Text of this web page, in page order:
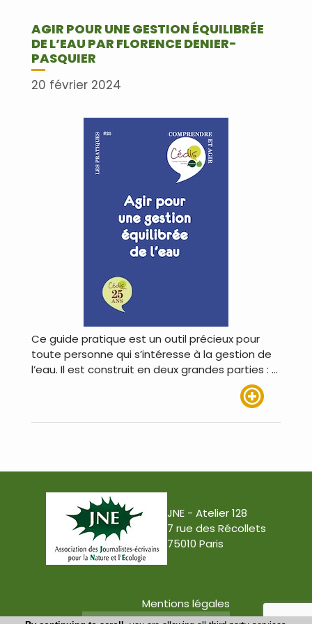
AGIR POUR UNE GESTION ÉQUILIBRÉE
DE L’EAU PAR FLORENCE DENIER-
PASQUIER
20 février 2024
Ce guide pratique est un outil précieux pour
toute personne qui s’intéresse à la gestion de
l’eau. Il est construit en deux grandes parties : …
JNE - Atelier 128
7 rue des Récollets
75010 Paris
Mentions légales